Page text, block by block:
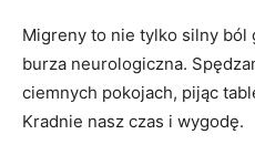
Migreny to nie tylko silny ból
burza neurologiczna.
ciemnych pokojach, pijąc
Kradnie nasz czas i wygodę.